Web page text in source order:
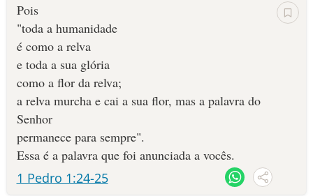
Pois
"toda a humanidade
é como a relva
e toda a sua glória
como a flor da relva;
a relva murcha e cai a sua flor, mas a palavra do
Senhor
permanece para sempre".
Essa é a palavra que foi anunciada a vocês.
1 Pedro 1:24-25